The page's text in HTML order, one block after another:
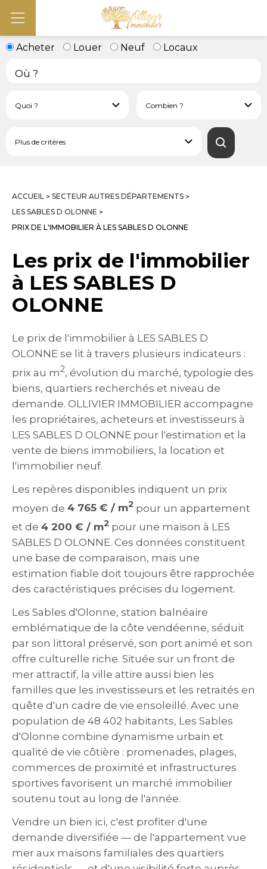
Acheter Louer Neuf Locaux
ACCUEIL > SECTEUR AUTRES DÉPARTEMENTS >
LES SABLES D OLONNE >
PRIX DE L'IMMOBILIER À LES SABLES D OLONNE
Les prix de l'immobilier
à LES SABLES D
OLONNE
Le prix de l'immobilier à LES SABLES D
OLONNE se lit à travers plusieurs indicateurs :
prix au m2, évolution du marché, typologie des
biens, quartiers recherchés et niveau de
demande. OLLIVIER IMMOBILIER accompagne
les propriétaires, acheteurs et investisseurs à
LES SABLES D OLONNE pour l'estimation et la
vente de biens immobiliers, la location et
l'immobilier neuf.
Les repères disponibles indiquent un prix
moyen de 4 765 € / m2 pour un appartement
et de 4 200 € / m2 pour une maison à LES
SABLES D OLONNE. Ces données constituent
une base de comparaison, mais une
estimation fiable doit toujours être rapprochée
des caractéristiques précises du logement.
Les Sables d'Olonne, station balnéaire
emblématique de la côte vendéenne, séduit
par son littoral préservé, son port animé et son
offre culturelle riche. Située sur un front de
mer attractif, la ville attire aussi bien les
familles que les investisseurs et les retraités en
quête d'un cadre de vie ensoleillé. Avec une
population de 48 402 habitants, Les Sables
d'Olonne combine dynamisme urbain et
qualité de vie côtière : promenades, plages,
commerces de proximité et infrastructures
sportives favorisent un marché immobilier
soutenu tout au long de l'année.
Vendre un bien ici, c'est profiter d'une
demande diversifiée — de l'appartement vue
mer aux maisons familiales des quartiers